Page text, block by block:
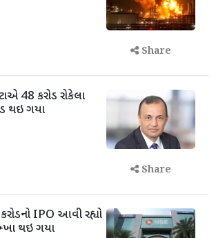
Share
48 કરોડ રોકેલા
થઇ ગયા
Share
IPO આવી રહ્યો
થઇ ગયા